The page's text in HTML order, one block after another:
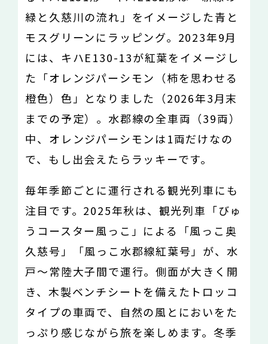
緑と久慈川の流れ」をイメージした青と
モスグリーンにラッピング。2023年9月
には、キハE130-13が紅葉をイメージし
た「オレンジパーシモン（柿を思わせる
橙色）色」となりました（2026年3月末
までの予定）。水郡線の全車両（39両）
中、オレンジパーシモンは1両だけなの
で、もし出会えたらラッキーです。
毎年季節ごとに運行される観光列車にも
注目です。2025年秋は、観光列車「びゅ
うコースター風っこ」による「風っこ奥
久慈号」「風っこ水郡線紅葉号」が、水
戸〜常陸大子間で運行。側面が大きく開
き、木製ベンチシートを備えたトロッコ
タイプの車両で、自然の風とにおいをた
っぷり感じながら旅を楽しめます。冬季